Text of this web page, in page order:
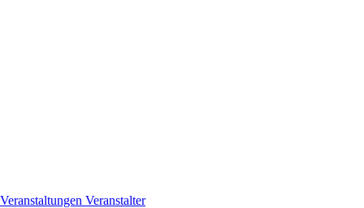
Veranstaltungen Veranstalter